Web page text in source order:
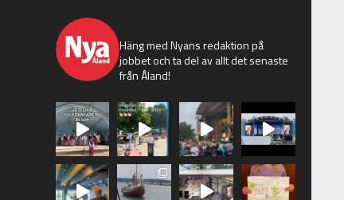
Häng med Nyans redaktion på
jobbet och ta del av allt det senaste
från Åland!